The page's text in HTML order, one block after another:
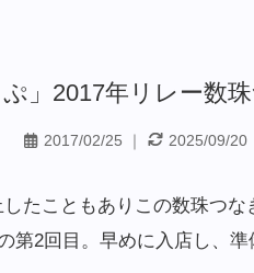
」2017年リレー数
2017/02/25 ｜ 2025/09/20
たこともありこの数珠つ
第2回目。早めに入店し、準